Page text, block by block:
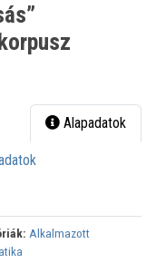
Alapadatok
Alkalmazott